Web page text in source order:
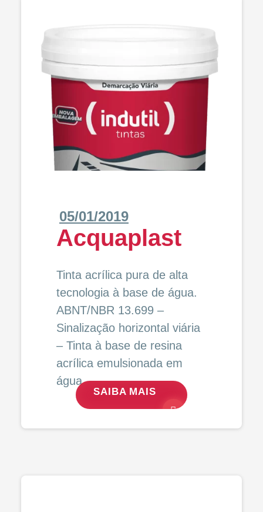
05/01/2019
Acquaplast
Tinta acrílica pura de alta
tecnologia à base de água.
ABNT/NBR 13.699 –
Sinalização horizontal viária
– Tinta à base de resina
acrílica emulsionada em
água.
SAIBA MAIS